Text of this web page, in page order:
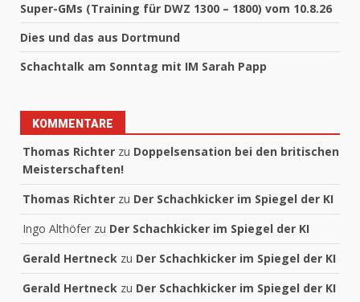
Super-GMs (Training für DWZ 1300 – 1800) vom 10.8.26
Dies und das aus Dortmund
Schachtalk am Sonntag mit IM Sarah Papp
KOMMENTARE
Thomas Richter zu Doppelsensation bei den britischen
Meisterschaften!
Thomas Richter zu Der Schachkicker im Spiegel der KI
Ingo Althöfer zu Der Schachkicker im Spiegel der KI
Gerald Hertneck zu Der Schachkicker im Spiegel der KI
Gerald Hertneck zu Der Schachkicker im Spiegel der KI